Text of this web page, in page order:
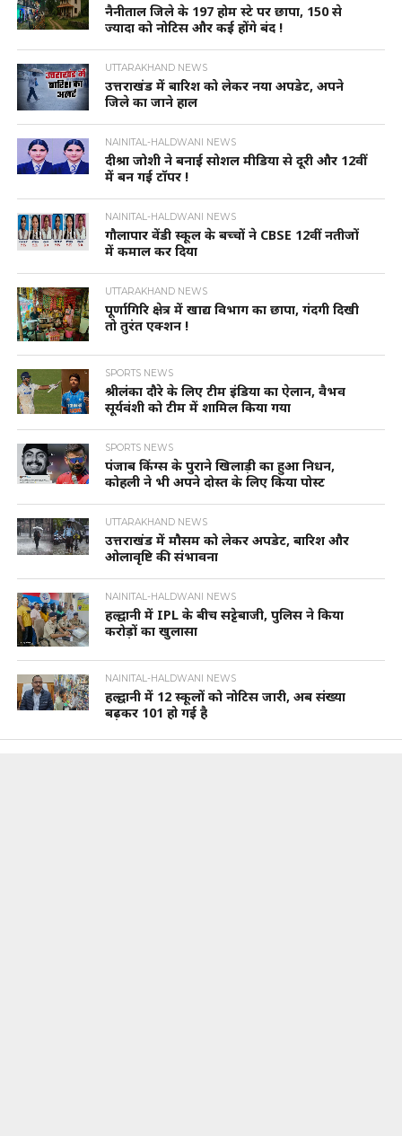
नैनीताल जिले के 197 होम स्टे पर छापा, 150 से
ज्यादा को नोटिस और कई होंगे बंद !
UTTARAKHAND NEWS
उत्तराखंड में बारिश को लेकर नया अपडेट, अपने
जिले का जाने हाल
NAINITAL-HALDWANI NEWS
दीश्रा जोशी ने बनाई सोशल मीडिया से दूरी और 12वीं
में बन गई टॉपर !
NAINITAL-HALDWANI NEWS
गौलापार वेंडी स्कूल के बच्चों ने CBSE 12वीं नतीजों
में कमाल कर दिया
UTTARAKHAND NEWS
पूर्णागिरि क्षेत्र में खाद्य विभाग का छापा, गंदगी दिखी
तो तुरंत एक्शन !
SPORTS NEWS
श्रीलंका दौरे के लिए टीम इंडिया का ऐलान, वैभव
सूर्यवंशी को टीम में शामिल किया गया
SPORTS NEWS
पंजाब किंग्स के पुराने खिलाड़ी का हुआ निधन,
कोहली ने भी अपने दोस्त के लिए किया पोस्ट
UTTARAKHAND NEWS
उत्तराखंड में मौसम को लेकर अपडेट, बारिश और
ओलावृष्टि की संभावना
NAINITAL-HALDWANI NEWS
हल्द्वानी में IPL के बीच सट्टेबाजी, पुलिस ने किया
करोड़ों का खुलासा
NAINITAL-HALDWANI NEWS
हल्द्वानी में 12 स्कूलों को नोटिस जारी, अब संख्या
बढ़कर 101 हो गई है